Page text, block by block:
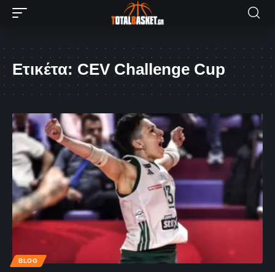
Ετικέτα: CEV Challenge Cup
BLOG